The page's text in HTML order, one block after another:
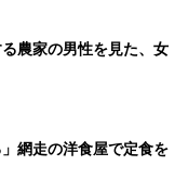
農家の男性を見た、女
」網走の洋食屋で定食を